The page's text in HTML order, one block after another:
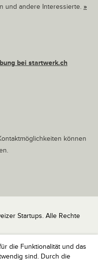
die Funktionalität und das
sind. Durch die
und andere Interessierte. »
bei startwerk.ch
können
Startups. Alle Rechte